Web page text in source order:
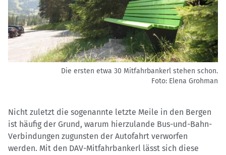
Die ersten etwa 30 Mitfahrbankerl stehen schon.
Foto: Elena Grohman
Nicht zuletzt die sogenannte letzte Meile in den Bergen
ist häufig der Grund, warum hierzulande Bus-und-Bahn-
Verbindungen zugunsten der Autofahrt verworfen
werden. Mit den DAV-Mitfahrbankerl lässt sich diese